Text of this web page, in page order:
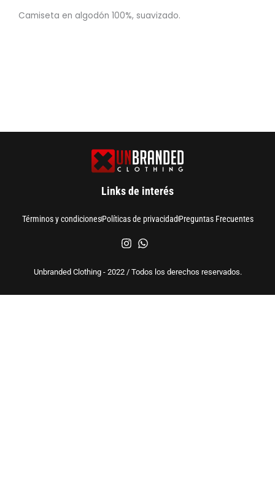
Camiseta en algodón 100%, suavizado.
Links de interés
Términos y condicionesPolíticas de privacidadPreguntas Frecuentes
Unbranded Clothing - 2022 / Todos los derechos reservados.